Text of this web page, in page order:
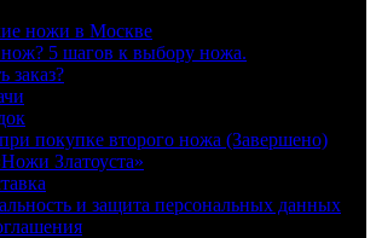
ножи в Москве
5 шагов к выбору ножа.
заказ?
покупке второго ножа (Завершено)
Златоуста»
и защита персональных данных